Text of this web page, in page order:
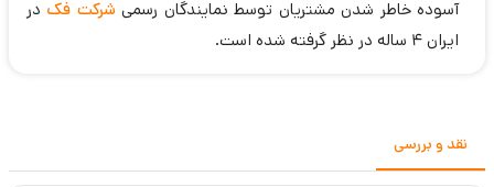
آسوده خاطر شدن مشتریان توسط نمایندگان رسمی شرکت فک در
ایران 4 ساله در نظر گرفته شده است.
نقد و بررسی